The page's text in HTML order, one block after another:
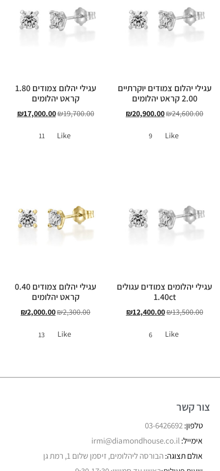
עגילי יהלום צמודים יוקרתיים
2.00 קראט יהלומים
₪24,600.00
₪20,900.00
Like
9
עגילי יהלום צמודים 1.80
קראט יהלומים
₪19,700.00
₪17,000.00
Like
11
עגילי יהלומים צמודים עגולים
1.40ct
₪13,500.00
₪12,400.00
Like
6
עגילי יהלום צמודים 0.40
קראט יהלומים
₪2,300.00
₪2,000.00
Like
13
צור קשר
טלפון:03-6426692
אימייל:irmi@diamondhouse.co.il
אולם תצוגה: הבורסה ליהלומים, זיסמן שלום 1, רמת גן